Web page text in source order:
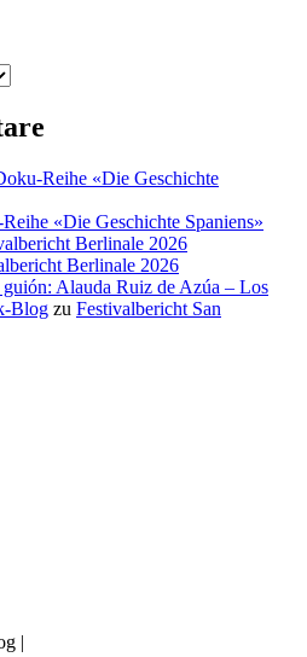
Reihe «Die Geschichte
«Die Geschichte Spaniens»
Berlinale 2026
Berlinale 2026
Alauda Ruiz de Azúa – Los
Blog zu Festivalbericht San
|